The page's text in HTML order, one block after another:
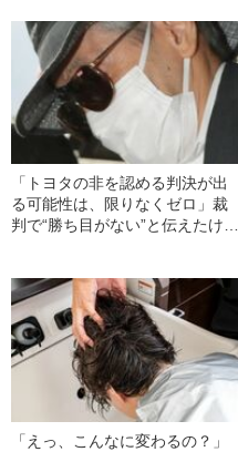
「トヨタの非を認める判決が出
る可能性は、限りなくゼロ」裁
判で“勝ち目がない”と伝えたけれ
の葛藤」
「えっ、こんなに変わるの？」